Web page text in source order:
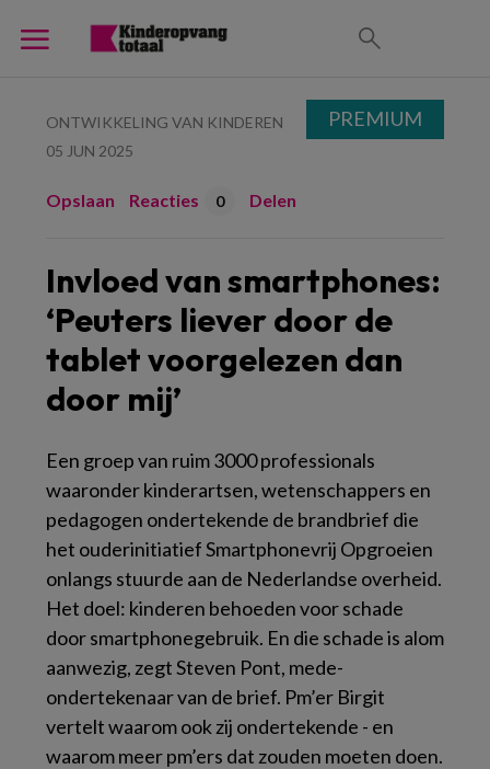
ONTWIKKELING VAN KINDEREN
05 JUN 2025
Opslaan Reacties 0 Delen
Invloed van smartphones:
‘Peuters liever door de
tablet voorgelezen dan
door mij’
Een groep van ruim 3000 professionals
waaronder kinderartsen, wetenschappers en
pedagogen ondertekende de brandbrief die
het ouderinitiatief Smartphonevrij Opgroeien
onlangs stuurde aan de Nederlandse overheid.
Het doel: kinderen behoeden voor schade
door smartphonegebruik. En die schade is alom
aanwezig, zegt Steven Pont, mede-
ondertekenaar van de brief. Pm’er Birgit
vertelt waarom ook zij ondertekende - en
waarom meer pm’ers dat zouden moeten doen.
PREMIUM